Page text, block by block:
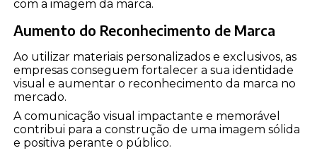
com a imagem da marca.
Aumento do Reconhecimento de Marca
Ao utilizar materiais personalizados e exclusivos, as
empresas conseguem fortalecer a sua identidade
visual e aumentar o reconhecimento da marca no
mercado.
A comunicação visual impactante e memorável
contribui para a construção de uma imagem sólida
e positiva perante o público.